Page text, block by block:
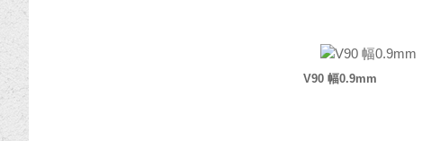
V90 幅0.9mm